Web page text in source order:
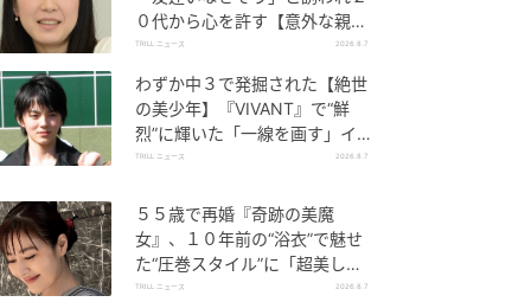
０代から心を許す【意外な親友
芸人】とは？
TRILL ニュース 2026.8.7
わずか中３で発掘された【絶世
の美少年】『VIVANT』で“鮮
烈”に輝いた「一線を画す」イケ
メン俳優
TRILL ニュース 2026.8.7
５５歳で再婚『奇跡の美魔
女』、１０年前の“浴衣”で魅せ
た“圧巻スタイル”に「超美し
い」「うっとり」
TRILL ニュース 2026.8.7